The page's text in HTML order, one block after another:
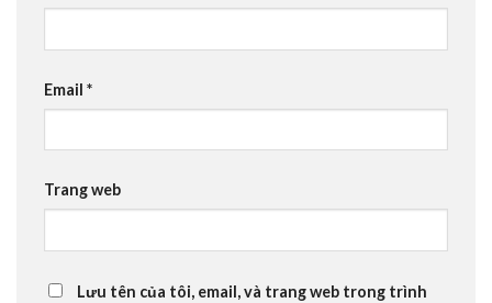
Email *
Trang web
Lưu tên của tôi, email, và trang web trong trình